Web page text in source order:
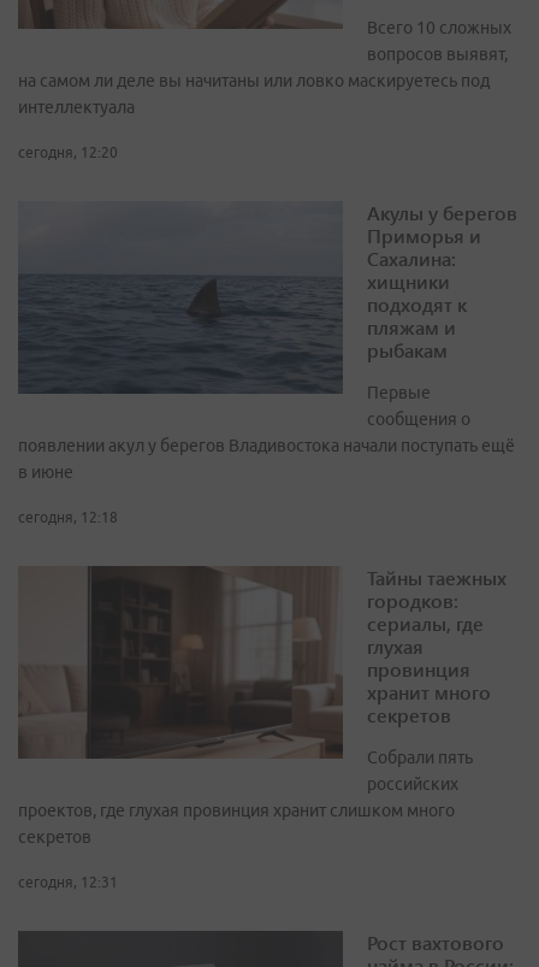
Всего 10 сложных
вопросов выявят,
на самом ли деле вы начитаны или ловко маскируетесь под
интеллектуала
сегодня, 12:20
Акулы у берегов
Приморья и
Сахалина:
хищники
подходят к
пляжам и
рыбакам
Первые
сообщения о
появлении акул у берегов Владивостока начали поступать ещё
в июне
сегодня, 12:18
Тайны таежных
городков:
сериалы, где
глухая
провинция
хранит много
секретов
Собрали пять
российских
проектов, где глухая провинция хранит слишком много
секретов
сегодня, 12:31
Рост вахтового